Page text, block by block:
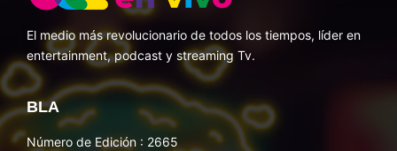
El medio más revolucionario de todos los tiempos, líder en
entertainment, podcast y streaming Tv.
BLA
Número de Edición : 2665